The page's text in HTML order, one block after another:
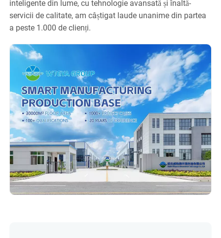
inteligente din lume, cu tehnologie avansată și înaltă-
servicii de calitate, am câștigat laude unanime din partea
a peste 1.000 de clienți.